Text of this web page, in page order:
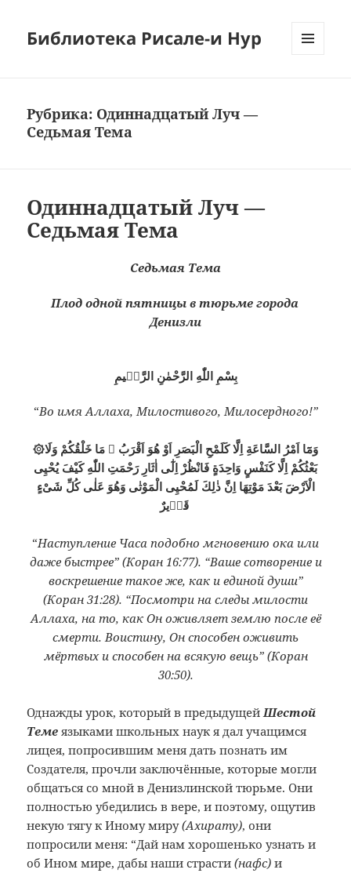
Библиотека Рисале-и Нур
Рубрика: Одиннадцатый Луч —
Седьмая Тема
Одиннадцатый Луч —
Седьмая Тема
Седьмая Тема
Плод одной пятницы в тюрьме города
Денизли
بِسْمِ اللّٰهِ الرَّحْمٰنِ الرَّحٖيمِ
“Во имя Аллаха, Милостивого, Милосердного!”
۞وَمَٓا اَمْرُ السَّاعَةِ اِلَّا كَلَمْحِ الْبَصَرِ اَوْ هُوَ اَقْرَبُ ۞ مَا خَلْقُكُمْ وَلَا
بَعْثُكُمْ اِلَّا كَنَفْسٍ وَاحِدَةٍ فَانْظُرْ اِلٰٓى اٰثَارِ رَحْمَتِ اللّٰهِ كَيْفَ يُحْيِى
الْاَرْضَ بَعْدَ مَوْتِهَا اِنَّ ذٰلِكَ لَمُحْيِى الْمَوْتٰى وَهُوَ عَلٰى كُلِّ شَىْءٍ
قَدٖيرٌ
“Наступление Часа подобно мгновению ока или
даже быстрее” (Коран 16:77). “Ваше сотворение и
воскрешение такое же, как и единой души”
(Коран 31:28). “Посмотри на следы милости
Аллаха, на то, как Он оживляет землю после её
смерти. Воистину, Он способен оживить
мёртвых и способен на всякую вещь” (Коран
30:50).
Однажды урок, который в предыдущейШестой
Темеязыками школьных наук я дал учащимся
лицея, попросившим меня дать познать им
Создателя, прочли заключённые, которые могли
общаться со мной в Денизлинской тюрьме. Они
полностью убедились в вере, и поэтому, ощутив
некую тягу к Иному миру(Ахирату), они
попросили меня: “Дай нам хорошенько узнать и
об Ином мире, дабы наши страсти(нафс) и